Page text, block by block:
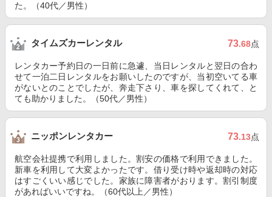
た。（40代／男性）
タイムズカーレンタル 73.68点
レンタカー予約日の一日前に急遽、当日レンタルと翌日の合わ
せて一泊二日レンタルをお願いしたのですが、当初空いてる車
がないとのことでしたが、奔走下さり、車を探してくれて、と
ても助かりました。（50代／男性）
ニッポンレンタカー 73.13点
航空会社提携で利用しました。割安の価格で利用できました。
新車を利用して大変よかったです。借り受け時や返却時の対応
はすごくいい感じでした。家族に障害者がおります。割引制度
があればいいですね。（60代以上／男性）